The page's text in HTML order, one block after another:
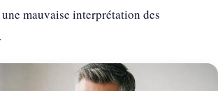
mauvaise interprétation des